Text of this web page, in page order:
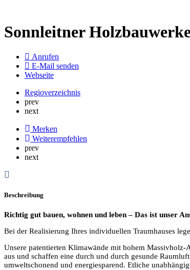
Sonnleitner
Anrufen
E-Mail senden
Webseite
Regioverzeichnis
prev
next
Merken
Weiterempfehlen
prev
next
Beschreibung
Richtig gut bauen, wohnen und leben – Das ist unser
Bei der Realisierung Ihres individuellen Traumhauses
Unsere patentierten Klimawände mit hohem
aus und schaffen eine durch und durch gesunde
umweltschonend und energiesparend. Etliche